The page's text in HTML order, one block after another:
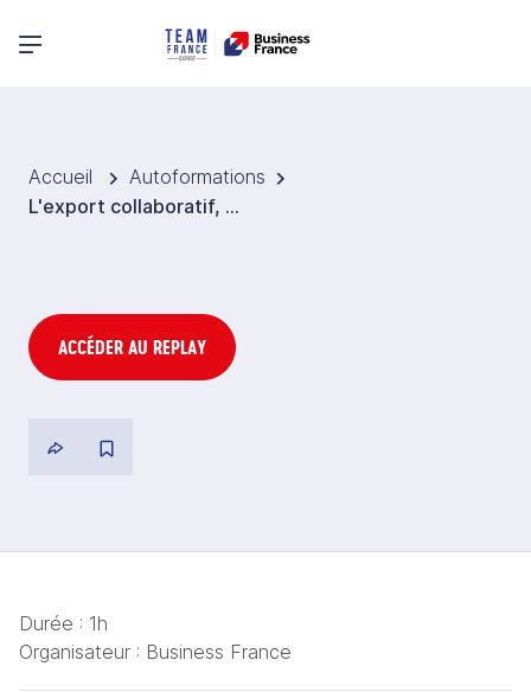
Menu principal
Accueil
Autoformations
L'export collaboratif, une opportunité pour les TPE/PME
ACCÉDER AU REPLAY
Durée : 1h
Organisateur : Business France